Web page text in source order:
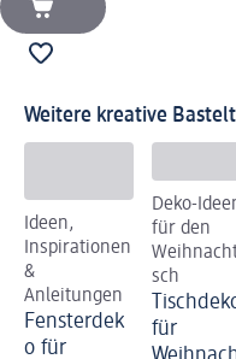
Weitere kreative
Ideen,
Inspirationen
&
Anleitungen
Fensterdek
o für
Deko-
für den
sch
für